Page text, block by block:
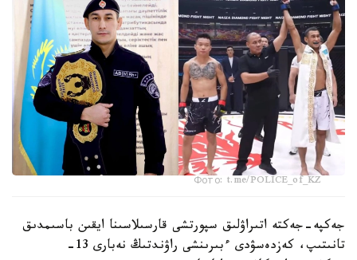
Фото: t.me/POLICE_of_KZ
جەكپە-جەكتە اتىراۋلىق سپورتشى قارسىلاسىنا ايقىن باسىمدىق
تانىتىپ، كەزدەسۋدى ءبىرىنشى راۋندتىڭ نەبارى 13-